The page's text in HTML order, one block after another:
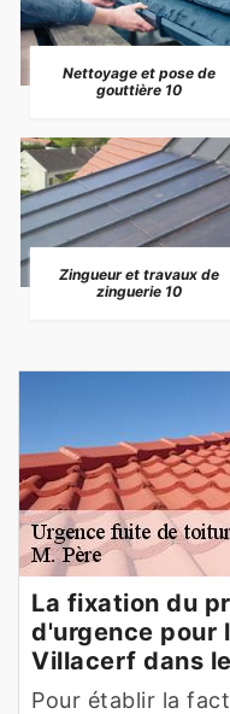
Nettoyage et pose de
gouttière 10
Zingueur et travaux de
zinguerie 10
La fixation du
d'urgence pour
Villacerf dans
Pour établir la